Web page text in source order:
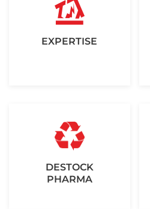
EXPERTISE
DESTOCK
PHARMA